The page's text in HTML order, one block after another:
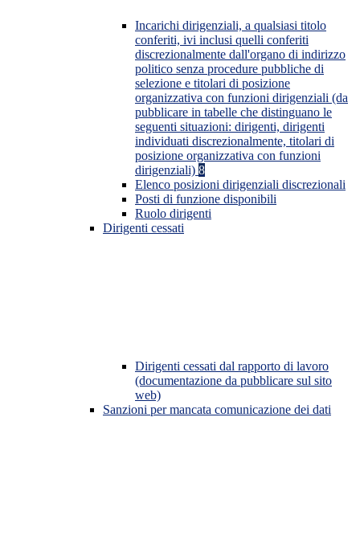
Incarichi dirigenziali, a qualsiasi titolo
conferiti, ivi inclusi quelli conferiti
discrezionalmente dall'organo di indirizzo
politico senza procedure pubbliche di
selezione e titolari di posizione
organizzativa con funzioni dirigenziali (da
pubblicare in tabelle che distinguano le
seguenti situazioni: dirigenti, dirigenti
individuati discrezionalmente, titolari di
posizione organizzativa con funzioni
dirigenziali) 8
Elenco posizioni dirigenziali discrezionali
Posti di funzione disponibili
Ruolo dirigenti
Dirigenti cessati
Dirigenti cessati dal rapporto di lavoro
(documentazione da pubblicare sul sito
web)
Sanzioni per mancata comunicazione dei dati